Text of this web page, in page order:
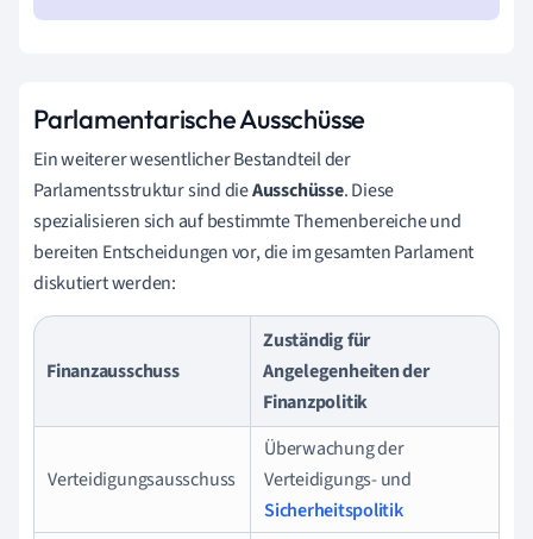
Parlamentarische Ausschüsse
Ein weiterer wesentlicher Bestandteil der
Parlamentsstruktur sind dieAusschüsse. Diese
spezialisieren sich auf bestimmte Themenbereiche und
bereiten Entscheidungen vor, die im gesamten Parlament
diskutiert werden:
Finanzausschuss
Zuständig für
Angelegenheiten der
Finanzpolitik
Verteidigungsausschuss
Überwachung der
Verteidigungs- und
Sicherheitspolitik